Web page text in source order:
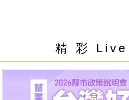
精 彩 Live